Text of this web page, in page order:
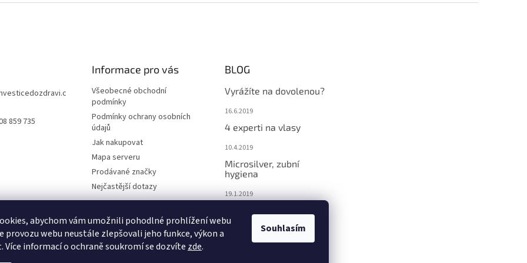
abychom vám umožnili pohodlné prohlížení webu
provozu webu neustále zlepšovali jeho funkce, výkon a
informací o ochraně soukromí se dozvíte zde.
Souhlasím
859 735
Informace pro vás
Všeobecné obchodní
podmínky
Podmínky ochrany osobních
údajů
Jak nakupovat
Mapa serveru
Prodávané značky
Nejčastější dotazy
BLOG
Vyrážíte na dovolenou?
16.6.2019
4 experti na vlasy
10.4.2019
Microsilver, zubní
hygiena
19.1.2019
organismus?
12.1.2019